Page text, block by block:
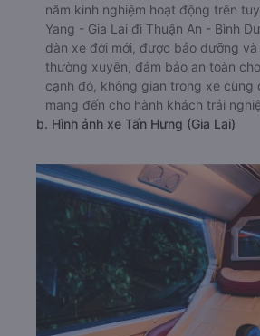
năm kinh nghiệm hoạt động trên
Yang - Gia Lai đi Thuận An - Bình
dàn xe đời mới, được bảo dưỡng
thường xuyên, đảm bảo an toàn
cạnh đó, không gian trong xe cũng
mang đến cho hành khách trải
b. Hình ảnh xe Tấn Hưng (Gia Lai)